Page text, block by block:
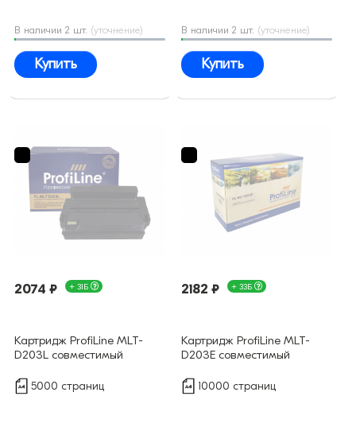
В наличии 2 шт. (уточнение)
Купить
В наличии 2 шт. (уточнение)
Купить
2074 ₽ + 31Б
Картридж ProfiLine MLT-
D203L совместимый
5000 страниц
2182 ₽ + 33Б
Картридж ProfiLine MLT-
D203E совместимый
10000 страниц